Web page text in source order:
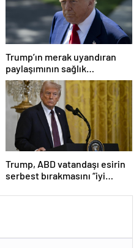
Trump’ın merak uyandıran
paylaşımının sağlık
sistemiyle ilgili kararname
olduğu anlaşıldı
Trump, ABD vatandaşı esirin
serbest bırakmasını “iyi
olarak değerlendirdi